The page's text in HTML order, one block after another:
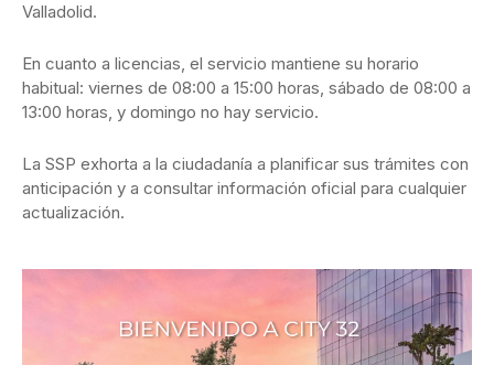
Valladolid.
En cuanto a licencias, el servicio mantiene su horario
habitual: viernes de 08:00 a 15:00 horas, sábado de 08:00 a
13:00 horas, y domingo no hay servicio.
La SSP exhorta a la ciudadanía a planificar sus trámites con
anticipación y a consultar información oficial para cualquier
actualización.